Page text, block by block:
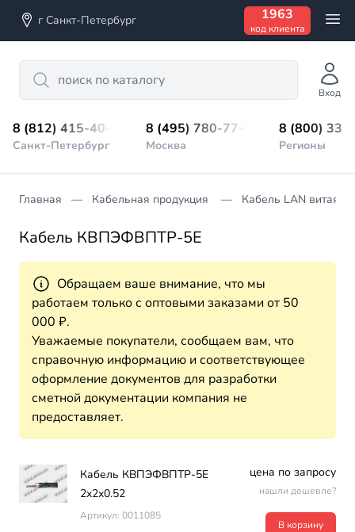
г Санкт-Петербург 1963
код клиента
Search
Вход
8 (812) 415-40-45
Санкт-Петербург
8 (495) 780-77-98
Москва
8 (800)
Регионы
Главная Кабельная продукция Кабель LAN витая
Кабель КВПЭФВПТР-5Е
Обращаем ваше внимание, что мы
работаем только с оптовыми заказами от 50
000 ₽.
Уважаемые покупатели, сообщаем вам, что
справочную информацию и соответствующее
оформление документов для разработки
сметной документации компания не
предоставляет.
Кабель КВПЭФВПТР-5Е
2х2х0.52
Артикул: 0011085
цена по запросу
нашли дешевле?
В корзину